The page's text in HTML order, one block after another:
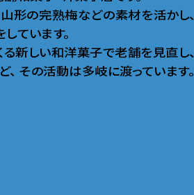
山形の完熟梅などの素材を活かし、
ています。
る新しい和洋菓子で老舗を見直し、
、 その活動は多岐に渡っています。